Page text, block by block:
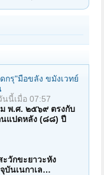
กรุ"มือขลัง ขมังเวทย์
นนี้เมื่อ 07:57
พ.ศ. ๒๕๖๙ ตรงกับ
นแปดหลัง (๘๘) ปี
วักขะยาวะหัง
บันเนกาเล…